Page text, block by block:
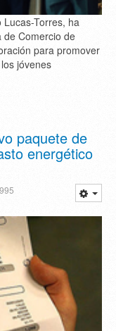
Torres, ha
de Comercio de
para promover
jóvenes
paquete de
energético